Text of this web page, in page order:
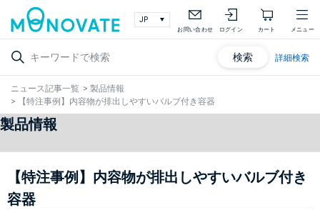
お問い合わせ ログイン カート メニュー
検索 詳細検索
ニュース記事一覧 > 製品情報
>
【特注事例】内容物が排出しやすいバルブ付き容器
製品情報
【特注事例】内容物が排出しやすいバルブ付き
容器